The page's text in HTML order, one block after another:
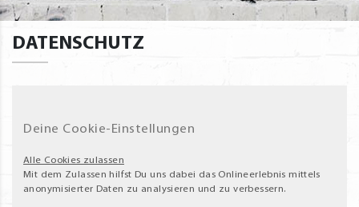
DATENSCHUTZ
Deine Cookie-Einstellungen
Alle Cookies zulassen
Mit dem Zulassen hilfst Du uns dabei das Onlineerlebnis mittels
anonymisierter Daten zu analysieren und zu verbessern.